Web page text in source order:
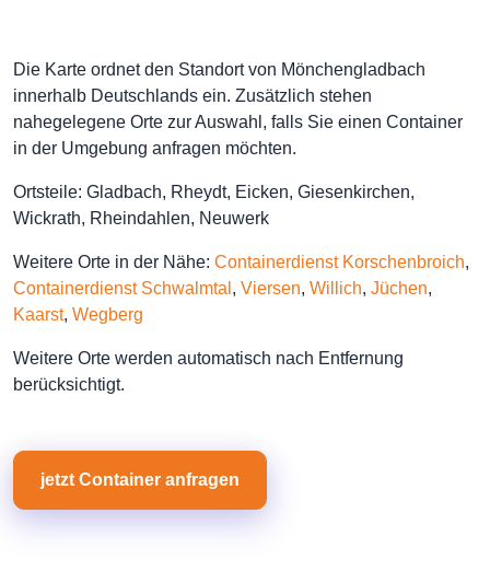
Die Karte ordnet den Standort von Mönchengladbach
innerhalb Deutschlands ein. Zusätzlich stehen
nahegelegene Orte zur Auswahl, falls Sie einen Container
in der Umgebung anfragen möchten.
Ortsteile: Gladbach, Rheydt, Eicken, Giesenkirchen,
Wickrath, Rheindahlen, Neuwerk
Weitere Orte in der Nähe: Containerdienst Korschenbroich,
Containerdienst Schwalmtal , Viersen, Willich, Jüchen,
Kaarst, Wegberg
Weitere Orte werden automatisch nach Entfernung
berücksichtigt.
jetzt Container anfragen